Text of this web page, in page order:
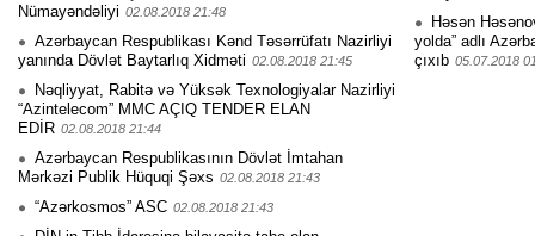
Nümayəndəliyi 02.08.2018 21:48
Azərbaycan Respublikası Kənd Təsərrüfatı Nazirliyi
yanında Dövlət Baytarlıq Xidməti 02.08.2018 21:45
Nəqliyyat, Rabitə və Yüksək Texnologiyalar Nazirliyi
“Azintelecom” MMC AÇIQ TENDER ELAN
EDİR 02.08.2018 21:44
Azərbaycan Respublikasının Dövlət İmtahan
Mərkəzi Publik Hüquqi Şəxs 02.08.2018 21:43
“Azərkosmos” ASC 02.08.2018 21:43
Həsən
yolda” adlı
çıxıb 05.07.2018